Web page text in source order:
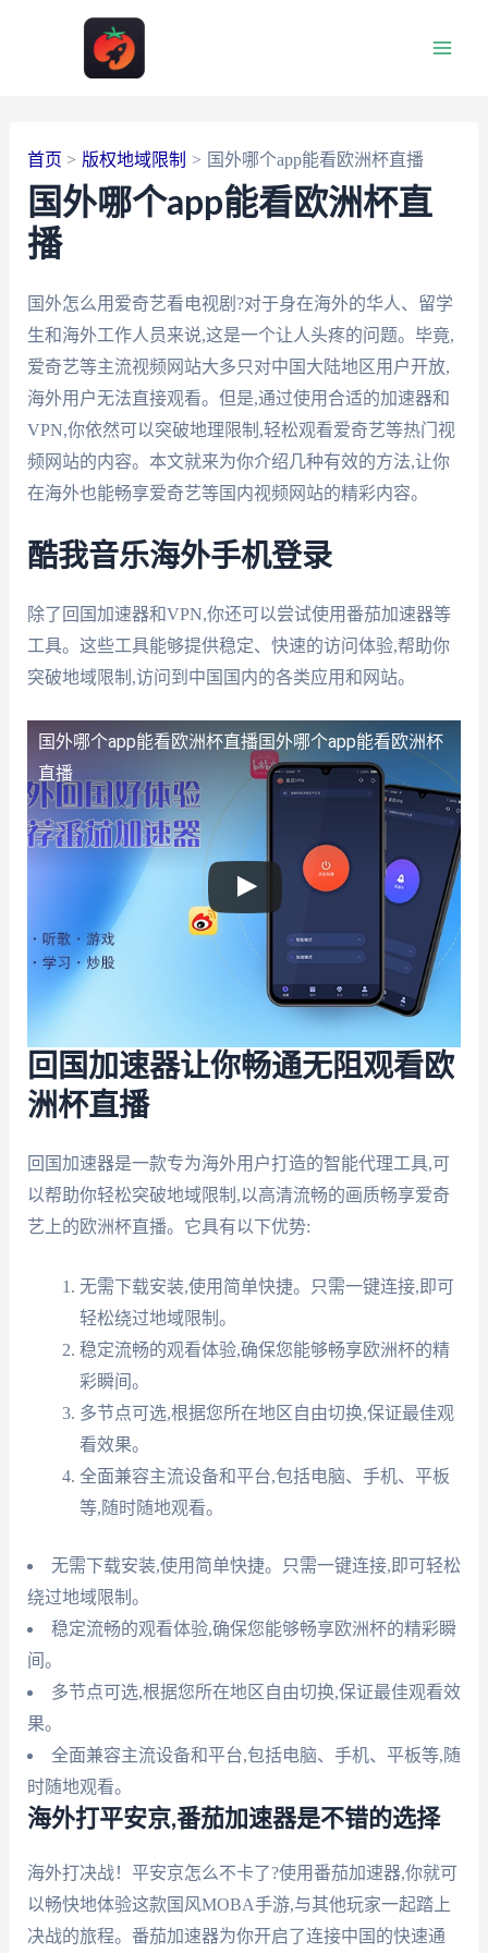
首页 版权地域限制 国外哪个app能看欧洲杯直播
国外哪个app能看欧洲杯直
播
国外怎么用爱奇艺看电视剧?对于身在海外的华人、留学
生和海外工作人员来说,这是一个让人头疼的问题。毕竟,
爱奇艺等主流视频网站大多只对中国大陆地区用户开放,
海外用户无法直接观看。但是,通过使用合适的加速器和
VPN,你依然可以突破地理限制,轻松观看爱奇艺等热门视
频网站的内容。本文就来为你介绍几种有效的方法,让你
在海外也能畅享爱奇艺等国内视频网站的精彩内容。
酷我音乐海外手机登录
除了回国加速器和VPN,你还可以尝试使用番茄加速器等
工具。这些工具能够提供稳定、快速的访问体验,帮助你
突破地域限制,访问到中国国内的各类应用和网站。
国外哪个app能看欧洲杯直播国外哪个app能看欧洲杯
直播
回国加速器让你畅通无阻观看欧
洲杯直播
回国加速器是一款专为海外用户打造的智能代理工具,可
以帮助你轻松突破地域限制,以高清流畅的画质畅享爱奇
艺上的欧洲杯直播。它具有以下优势:
无需下载安装,使用简单快捷。只需一键连接,即可
轻松绕过地域限制。
稳定流畅的观看体验,确保您能够畅享欧洲杯的精
彩瞬间。
多节点可选,根据您所在地区自由切换,保证最佳观
看效果。
全面兼容主流设备和平台,包括电脑、手机、平板
等,随时随地观看。
无需下载安装,使用简单快捷。只需一键连接,即可轻松
绕过地域限制。
稳定流畅的观看体验,确保您能够畅享欧洲杯的精彩瞬
间。
多节点可选,根据您所在地区自由切换,保证最佳观看效
果。
全面兼容主流设备和平台,包括电脑、手机、平板等,随
时随地观看。
海外打平安京,番茄加速器是不错的选择
海外打决战！平安京怎么不卡了?使用番茄加速器,你就可
以畅快地体验这款国风MOBA手游,与其他玩家一起踏上
决战的旅程。番茄加速器为你开启了连接中国的快速通